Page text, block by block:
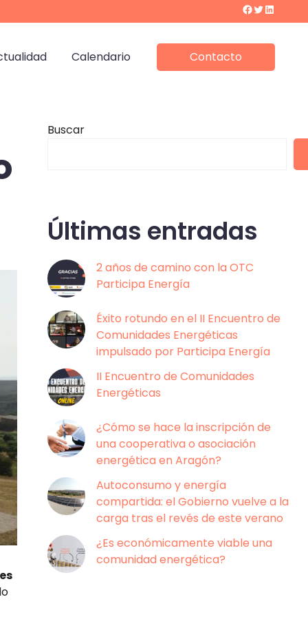
Facebook
Twitter
LinkedIn
Calendario Contacto
Buscar
Últimas entradas
2 años de camino con la OTC
Participa Energía
Éxito rotundo en el II Encuentro de
Comunidades Energéticas
impulsado por Participa Energía
II Encuentro de Comunidades
Energéticas
¿Cómo se hace la inscripción de
una cooperativa o asociación
energética en Aragón?
Autoconsumo y energía
compartida: el Gobierno vuelve a la
carga tras el revés de este verano
¿Es económicamente viable una
comunidad energética?